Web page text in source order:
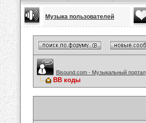
Музыка пользователей
Bisound.com - Музыкальный портал
BB коды